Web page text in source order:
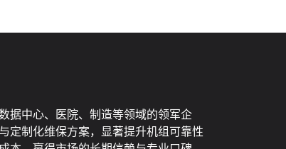
据中心、医院、制造等领域的领军企
定制化维保方案，显著提升机组可靠性